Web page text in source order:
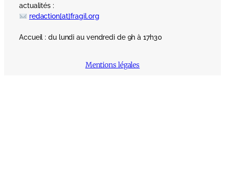
actualités :
redaction[at]fragil.org
Accueil : du lundi au vendredi de 9h à 17h30
Mentions légales